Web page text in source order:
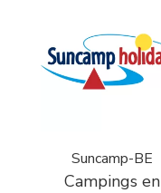
Suncamp-BE
Campings en